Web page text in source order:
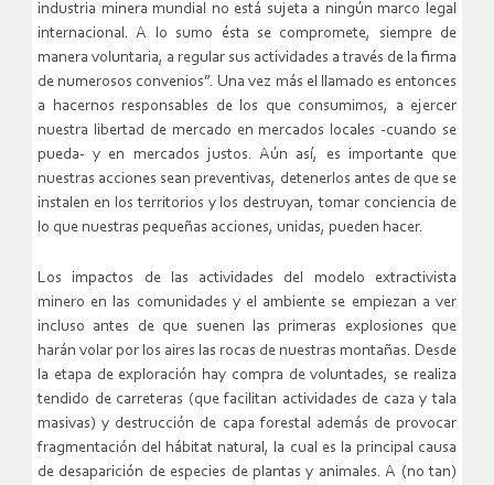
industria minera mundial no está sujeta a ningún marco legal
internacional. A lo sumo ésta se compromete, siempre de
manera voluntaria, a regular sus actividades a través de la firma
de numerosos convenios”. Una vez más el llamado es entonces
a hacernos responsables de los que consumimos, a ejercer
nuestra libertad de mercado en mercados locales -cuando se
pueda- y en mercados justos. Aún así, es importante que
nuestras acciones sean preventivas, detenerlos antes de que se
instalen en los territorios y los destruyan, tomar conciencia de
lo que nuestras pequeñas acciones, unidas, pueden hacer.
Los impactos de las actividades del modelo extractivista
minero en las comunidades y el ambiente se empiezan a ver
incluso antes de que suenen las primeras explosiones que
harán volar por los aires las rocas de nuestras montañas. Desde
la etapa de exploración hay compra de voluntades, se realiza
tendido de carreteras (que facilitan actividades de caza y tala
masivas) y destrucción de capa forestal además de provocar
fragmentación del hábitat natural, la cual es la principal causa
de desaparición de especies de plantas y animales. A (no tan)